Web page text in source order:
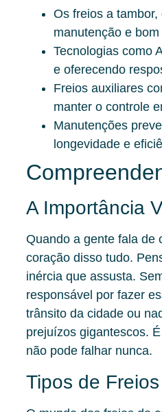
Os freios a
manutenção e
Tecnologias como
e oferecendo
Freios auxiliares
manter o controle
Manutenções
longevidade e
A Importância
Quando a gente fala de
coração disso tudo.
inércia que assusta.
responsável por fazer
trânsito da cidade ou
prejuízos gigantescos.
não pode falhar nunca.
Tipos de